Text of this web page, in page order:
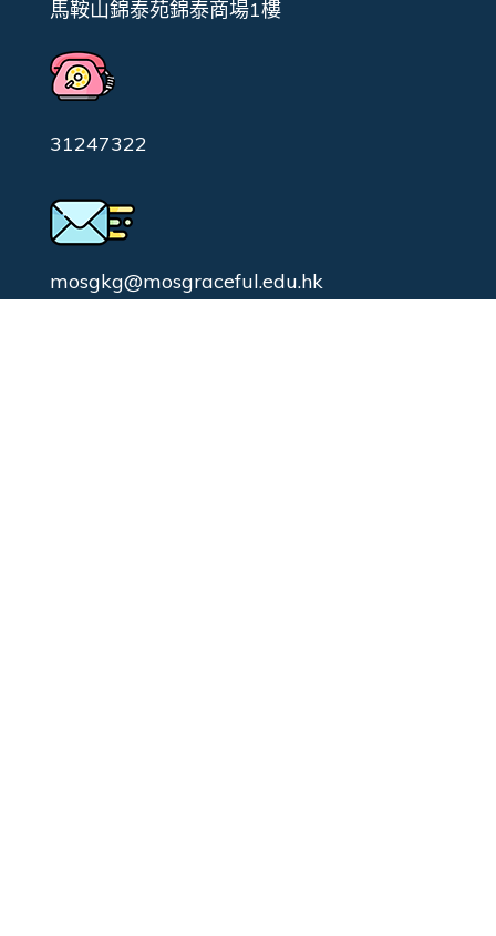
馬鞍山錦泰苑錦泰商場1樓
31247322
mosgkg@mosgraceful.edu.hk